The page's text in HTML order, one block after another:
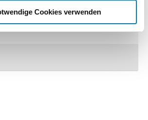
Cookies verwenden
Jahre securPharm